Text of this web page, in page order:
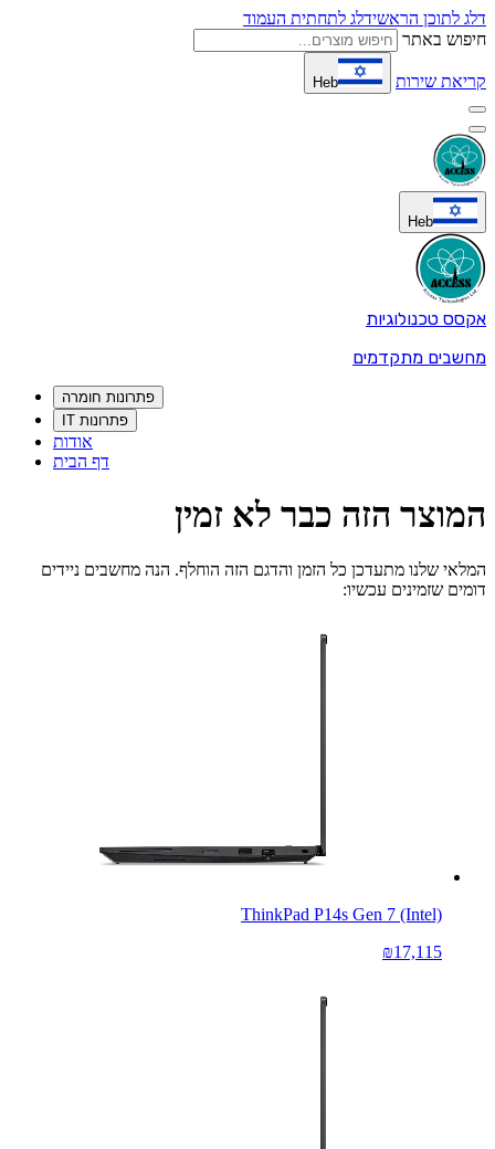
דלג לתוכן הראשידלג לתחתית העמוד
חיפוש באתר
קריאת שירות Heb
Heb
אקסס טכנולוגיות
מחשבים מתקדמים
פתרונות חומרה
פתרונות IT
אודות
דף הבית
המוצר הזה כבר לא זמין
המלאי שלנו מתעדכן כל הזמן והדגם הזה הוחלף. הנה מחשבים ניידים
דומים שזמינים עכשיו:
ThinkPad P14s Gen 7 (Intel)
₪17,115